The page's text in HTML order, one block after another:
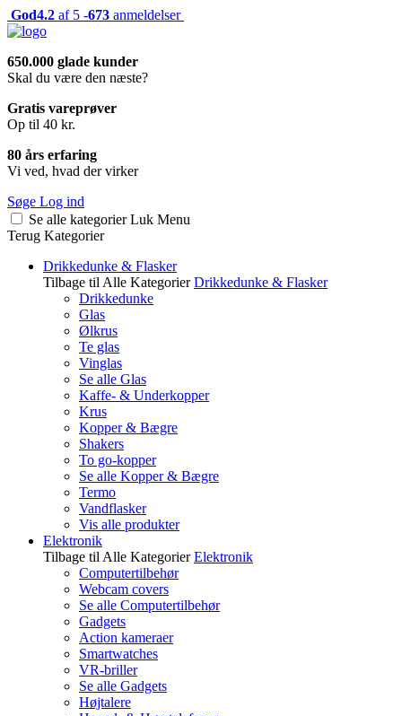
God4.2 af 5 -673 anmeldelser
650.000 glade kunder
Skal du være den næste?
Gratis vareprøver
Op til 40 kr.
80 års erfaring
Vi ved, hvad der virker
Søge Log ind
Se alle kategorier Luk Menu
Terug Kategorier
Drikkedunke & Flasker
Tilbage til Alle Kategorier Drikkedunke & Flasker
Drikkedunke
Glas
Ølkrus
Te glas
Vinglas
Se alle Glas
Kaffe- & Underkopper
Krus
Kopper & Bægre
Shakers
To go-kopper
Se alle Kopper & Bægre
Termo
Vandflasker
Vis alle produkter
Elektronik
Tilbage til Alle Kategorier Elektronik
Computertilbehør
Webcam covers
Se alle Computertilbehør
Gadgets
Action kameraer
Smartwatches
VR-briller
Se alle Gadgets
Højtalere